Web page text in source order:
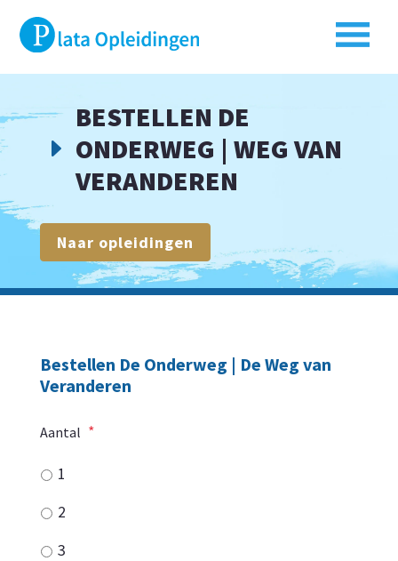
E
BESTELLEN DE
ONDERWEG | WEG VAN
VERANDEREN
Naar opleidingen
Bestellen De Onderweg | De Weg van
Veranderen
Aantal *
1
2
3